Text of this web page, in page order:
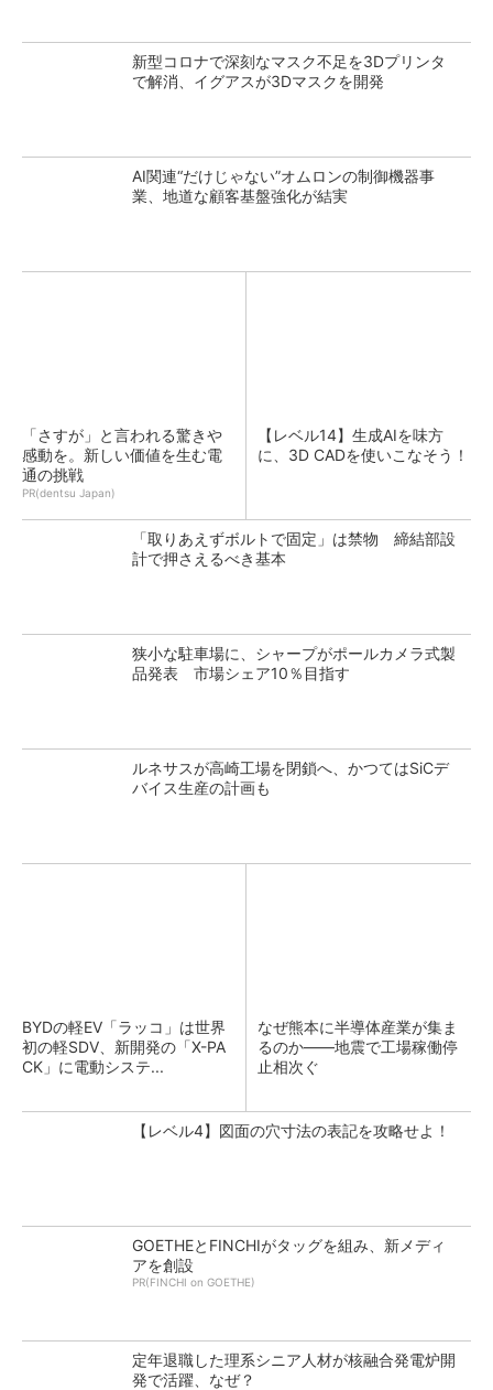
新型コロナで深刻なマスク不足を3Dプリンタ
で解消、イグアスが3Dマスクを開発
AI関連“だけじゃない”オムロンの制御機器事
業、地道な顧客基盤強化が結実
「さすが」と言われる驚きや
感動を。新しい価値を生む電
通の挑戦
PR(dentsu Japan)
【レベル14】生成AIを味方
に、3D CADを使いこなそう！
「取りあえずボルトで固定」は禁物 締結部設
計で押さえるべき基本
狭小な駐車場に、シャープがポールカメラ式製
品発表 市場シェア10％目指す
ルネサスが高崎工場を閉鎖へ、かつてはSiCデ
バイス生産の計画も
BYDの軽EV「ラッコ」は世界
初の軽SDV、新開発の「X-PA
CK」に電動システ...
なぜ熊本に半導体産業が集ま
るのか――地震で工場稼働停
止相次ぐ
【レベル4】図面の穴寸法の表記を攻略せよ！
GOETHEとFINCHIがタッグを組み、新メディ
アを創設
PR(FINCHI on GOETHE)
定年退職した理系シニア人材が核融合発電炉開
発で活躍、なぜ？